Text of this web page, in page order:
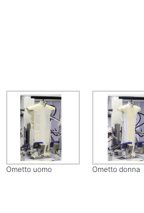
Ometto uomo Ometto donna